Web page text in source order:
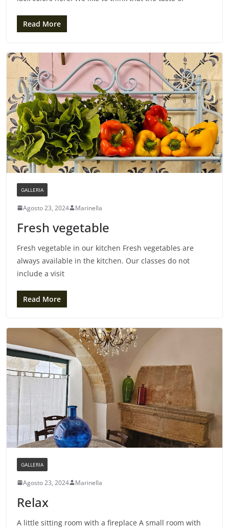
Read More
GALLERIA
Agosto 23, 2024 Marinella
Fresh vegetable
Fresh vegetable in our kitchen Fresh vegetables are
always available in the kitchen. Our classes do not
include a visit
Read More
GALLERIA
Agosto 23, 2024 Marinella
Relax
A little sitting room with a fireplace A small room with